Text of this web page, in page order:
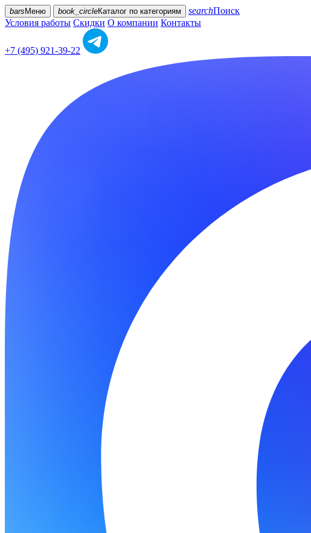
bars Меню book_circleКаталог по категориям searchПоиск
Условия работы Скидки О компании Контакты
+7 (495) 921-39-22